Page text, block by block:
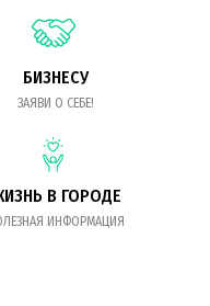
БИЗНЕСУ
ЗАЯВИ О СЕБЕ!
В ГОРОДЕ
ИНФОРМАЦИЯ